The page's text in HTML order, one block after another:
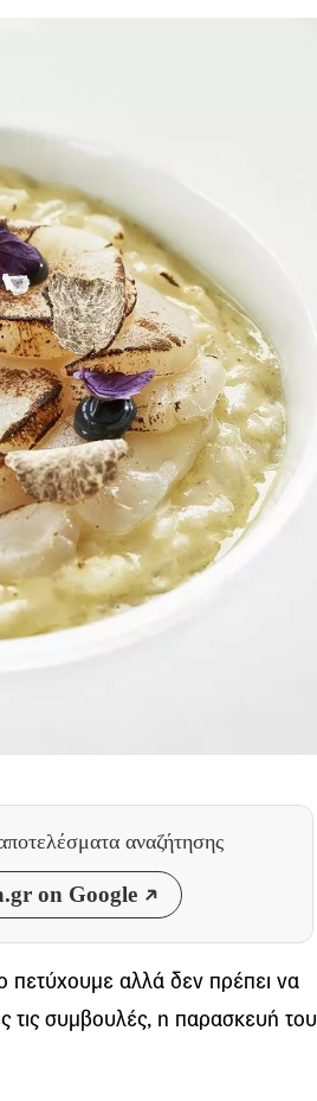
αναζήτησης
on Google
πετύχουμε αλλά δεν πρέπει να
συμβουλές, η παρασκευή του